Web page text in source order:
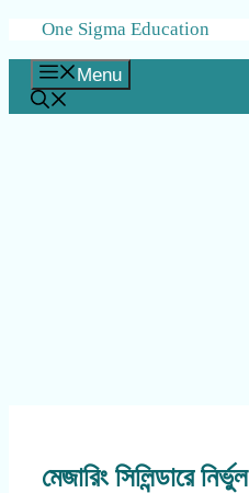
Skip
content
One Sigma Education
Menu
মেজারিং সিলিন্ডারে নির্ভুল